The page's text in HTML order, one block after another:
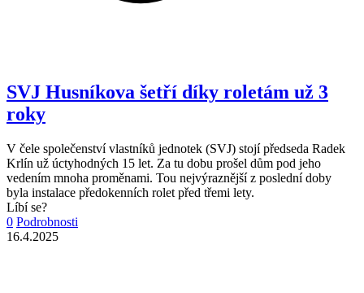
SVJ Husníkova šetří díky roletám už 3
roky
V čele společenství vlastníků jednotek (SVJ) stojí předseda Radek
Krlín už úctyhodných 15 let. Za tu dobu prošel dům pod jeho
vedením mnoha proměnami. Tou nejvýraznější z poslední doby
byla instalace předokenních rolet před třemi lety.
Líbí se?
0 Podrobnosti
16.4.2025